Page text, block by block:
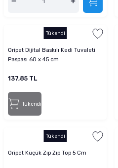
Tükendi
Oripet Dijital Baskılı Kedi Tuvaleti
Paspası 60 x 45 cm
137,85 TL
Tükendi
Tükendi
Oripet Küçük Zıp Zıp Top 5 Cm